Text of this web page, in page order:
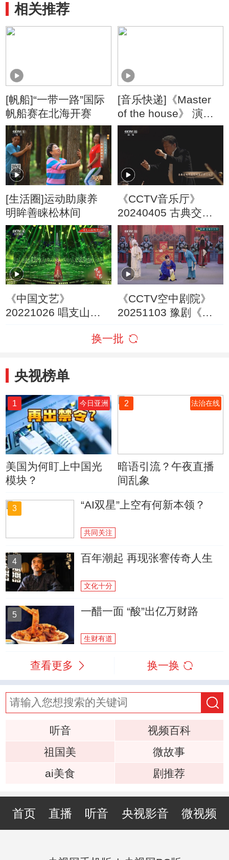
相关推荐
[帆船]“一带一路”国际
帆船赛在北海开赛
[音乐快递]《Master
of the house》 演
唱：孔令行
[生活圈]运动助康养
明眸善睐松林间
《CCTV音乐厅》
20240405 古典交响
作品系列音乐会
（七）
《中国文艺》
20221026 唱支山歌
《CCTV空中剧院》
20251103 豫剧《芝
换一批
央视榜单
1 今日亚洲
美国为何盯上中国光
模块？
2 法治在线
暗语引流？午夜直播
间乱象
3 “AI双星”上空有何新本领？
共同关注
4 百年潮起 再现张謇传奇人生
文化十分
5 一醋一面 “酸”出亿万财路
生财有道
查看更多 换一换
听音
视频百科
祖国美
微故事
ai美食
剧推荐
首页 直播 听音 央视影音 微视频